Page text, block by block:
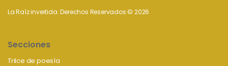
La Raíz invertida. Derechos Reservados © 2026
Secciones
Trilce de poesía